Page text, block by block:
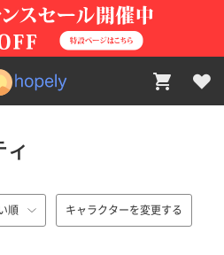
ィ
順 キャラクターを変更する